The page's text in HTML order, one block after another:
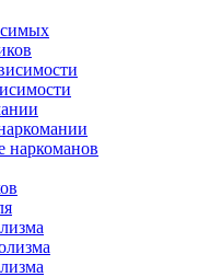
наркоманов